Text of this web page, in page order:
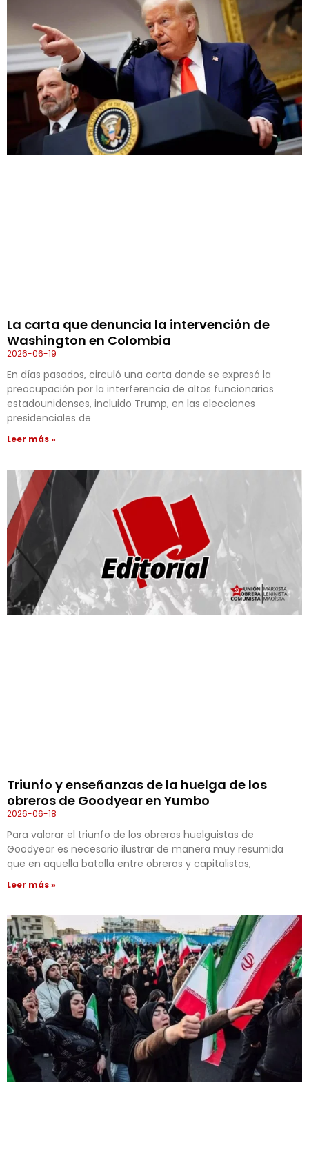
La carta que denuncia la intervención de
Washington en Colombia
2026-06-19
En días pasados, circuló una carta donde se expresó la
preocupación por la interferencia de altos funcionarios
estadounidenses, incluido Trump, en las elecciones
presidenciales de
Leer más »
Triunfo y enseñanzas de la huelga de los
obreros de Goodyear en Yumbo
2026-06-18
Para valorar el triunfo de los obreros huelguistas de
Goodyear es necesario ilustrar de manera muy resumida
que en aquella batalla entre obreros y capitalistas,
Leer más »